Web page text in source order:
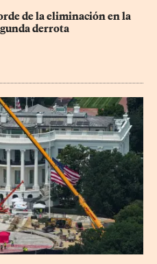
de la eliminación en la
derrota